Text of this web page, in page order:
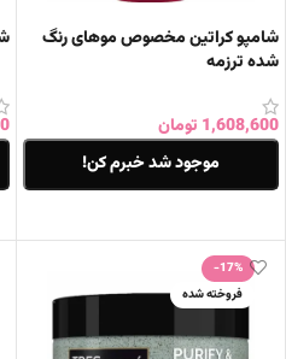
شامپو کراتین مخصوص موهای رنگ
شده ترزمه
1,608,600 تومان
موجود شد خبرم کن!
-17%
فروخته شده